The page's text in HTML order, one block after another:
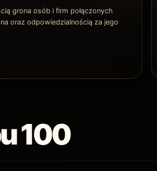
grona osób i firm połączonych
oraz odpowiedzialnością za jego
100